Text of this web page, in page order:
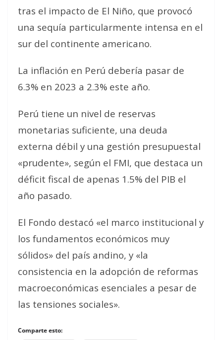
tras el impacto de El Niño, que provocó
una sequía particularmente intensa en el
sur del continente americano.
La inflación en Perú debería pasar de
6.3% en 2023 a 2.3% este año.
Perú tiene un nivel de reservas
monetarias suficiente, una deuda
externa débil y una gestión presupuestal
«prudente», según el FMI, que destaca un
déficit fiscal de apenas 1.5% del PIB el
año pasado.
El Fondo destacó «el marco institucional y
los fundamentos económicos muy
sólidos» del país andino, y «la
consistencia en la adopción de reformas
macroeconómicas esenciales a pesar de
las tensiones sociales».
Comparte esto: